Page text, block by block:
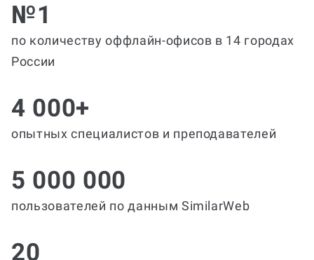
№1
по количеству оффлайн-офисов в 14 городах
России
4 000+
опытных специалистов и преподавателей
5 000 000
пользователей по данным SimilarWeb
20